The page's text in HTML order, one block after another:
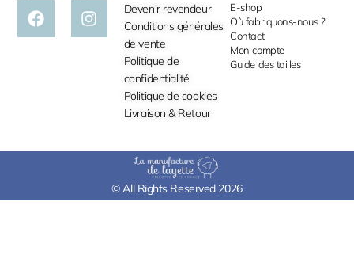
Devenir revendeur
Conditions générales
de vente
Politique de
confidentialité
Politique de cookies
Livraison & Retour
E-shop
Où fabriquons-nous ?
Contact
Mon compte
Guide des tailles
© All Rights Reserved 2026